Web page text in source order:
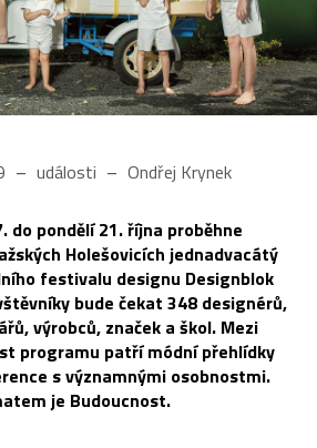
události Ondřej Krynek
do pondělí 21. října proběhne
Holešovicích jednadvacátý
festivalu designu Designblok
bude čekat 348 designérů,
výrobců, značek a škol. Mezi
programu patří módní přehlídky
s významnými osobnostmi.
je Budoucnost.